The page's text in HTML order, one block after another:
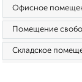
Офисное
Помещение
Складское